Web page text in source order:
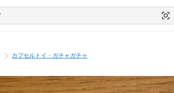
カプセルトイ・ガチャガチャ